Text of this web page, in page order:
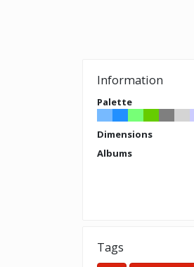
Information
Palette
Dimensions
Albums
Tags